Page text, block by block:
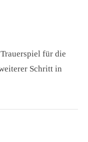
für die
Schritt in